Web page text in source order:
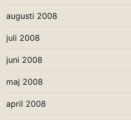
augusti 2008
juli 2008
juni 2008
maj 2008
april 2008